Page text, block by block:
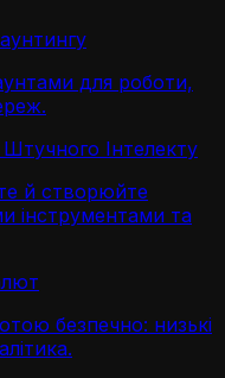
для роботи,
Інтелекту
й створюйте
інструментами та
безпечно: низькі